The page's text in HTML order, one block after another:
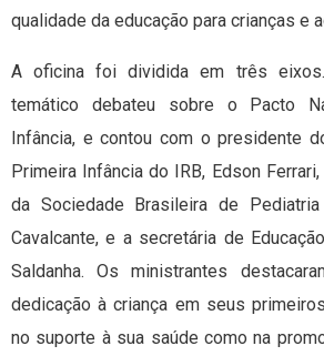
qualidade da educação para crianças e
A oficina foi dividida em três
temático debateu sobre o Pacto
Infância, e contou com o presidente
Primeira Infância do IRB, Edson
da Sociedade Brasileira de Pediatria
Cavalcante, e a secretária de
Saldanha. Os ministrantes
dedicação à criança em seus
no suporte à sua saúde como na